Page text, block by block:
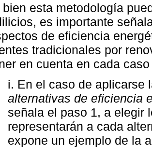
bien esta metodología
es importante
de eficiencia
tradicionales por
en cuenta en cada
i. En el caso de aplicarse
alternativas de eficiencia
señala el paso 1, a elegir
representarán a cada
expone un ejemplo de la